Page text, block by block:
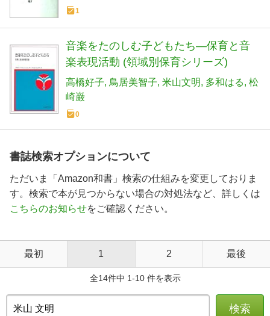
1
音楽をたのしむ子どもたち―保育と音
楽表現活動 (領域別保育シリーズ)
高橋好子 鳥居美智子 米山文明 多和はる 松
崎巌
0
書誌検索オプションについて
ただいま「Amazon和書」検索の仕組みを変更しておりま
す。検索で本が見つからない場合の対処法など、詳しくは
こちらのお知らせをご確認ください。
最初 1 2 最後
全14件中 1-10 件を表示
検索